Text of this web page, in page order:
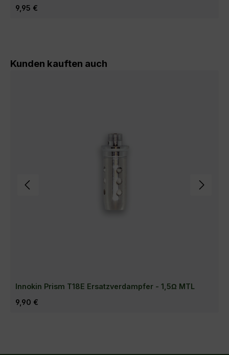
Regulärer Preis:
9,95 €
Produktgalerie überspringen
Kunden kauften auch
Innokin Prism T18E Ersatzverdampfer - 1,5Ω MTL
Regulärer Preis:
9,90 €